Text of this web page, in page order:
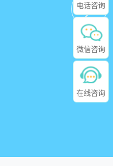
电话咨询
微信咨询
在线咨询